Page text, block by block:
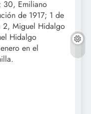
30, Emiliano
de 1917; 1 de
2, Miguel Hidalgo
Hidalgo
en el